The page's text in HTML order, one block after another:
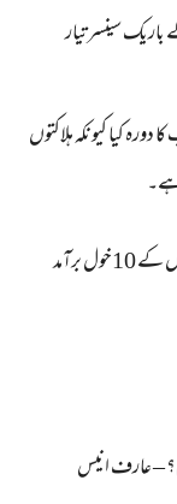
سینسر تیار
کیا کیونکہ ہلاکتوں
برآمد
– عارف انیس